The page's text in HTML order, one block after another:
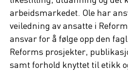
arbeidsmarkedet. Ole har
veiledning av ansatte i
ansvar for å følge opp den
Reforms prosjekter,
samt forhold knyttet til etikk